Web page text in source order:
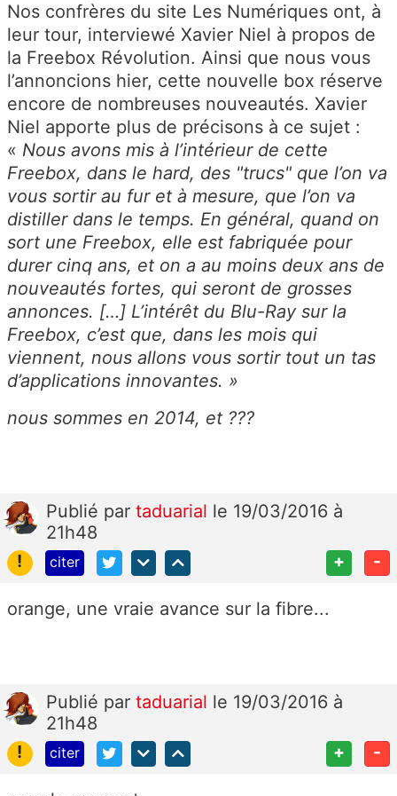
Nos confrères du site Les Numériques ont, à
leur tour, interviewé Xavier Niel à propos de
la Freebox Révolution. Ainsi que nous vous
l’annoncions hier, cette nouvelle box réserve
encore de nombreuses nouveautés. Xavier
Niel apporte plus de précisons à ce sujet :
« Nous avons mis à l’intérieur de cette
Freebox, dans le hard, des "trucs" que l’on va
vous sortir au fur et à mesure, que l’on va
distiller dans le temps. En général, quand on
sort une Freebox, elle est fabriquée pour
durer cinq ans, et on a au moins deux ans de
nouveautés fortes, qui seront de grosses
annonces. […] L’intérêt du Blu-Ray sur la
Freebox, c’est que, dans les mois qui
viennent, nous allons vous sortir tout un tas
d’applications innovantes. »
nous sommes en 2014, et ???
Publié par taduarial le 19/03/2016 à
21h48
!
citer + -
orange, une vraie avance sur la fibre...
Publié par taduarial le 19/03/2016 à
21h48
!
citer + -